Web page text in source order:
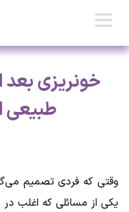
خونریزی بعد
طبیعی
وقتی که فردی تصمیم
یکی از مسائلی که اغلب